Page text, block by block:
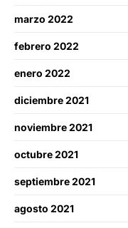
marzo 2022
febrero 2022
enero 2022
diciembre 2021
noviembre 2021
octubre 2021
septiembre 2021
agosto 2021